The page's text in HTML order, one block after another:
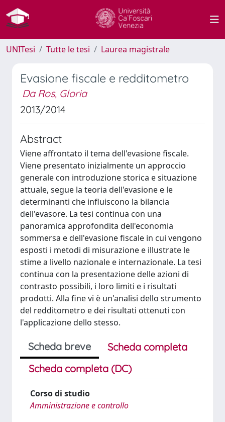
UNITesi Tutte le tesi Laurea magistrale
Evasione fiscale e redditometro
Da Ros, Gloria
2013/2014
Abstract
Viene affrontato il tema dell'evasione fiscale.
Viene presentato inizialmente un approccio
generale con introduzione storica e situazione
attuale, segue la teoria dell'evasione e le
determinanti che influiscono la bilancia
dell'evasore. La tesi continua con una
panoramica approfondita dell'economia
sommersa e dell'evasione fiscale in cui vengono
esposti i metodi di misurazione e illustrate le
stime a livello nazionale e internazionale. La tesi
continua con la presentazione delle azioni di
contrasto possibili, i loro limiti e i risultati
prodotti. Alla fine vi è un'analisi dello strumento
del redditometro e dei risultati ottenuti con
l'applicazione dello stesso.
Scheda breve
Scheda completa
Scheda completa (DC)
Corso di studio
Amministrazione e controllo